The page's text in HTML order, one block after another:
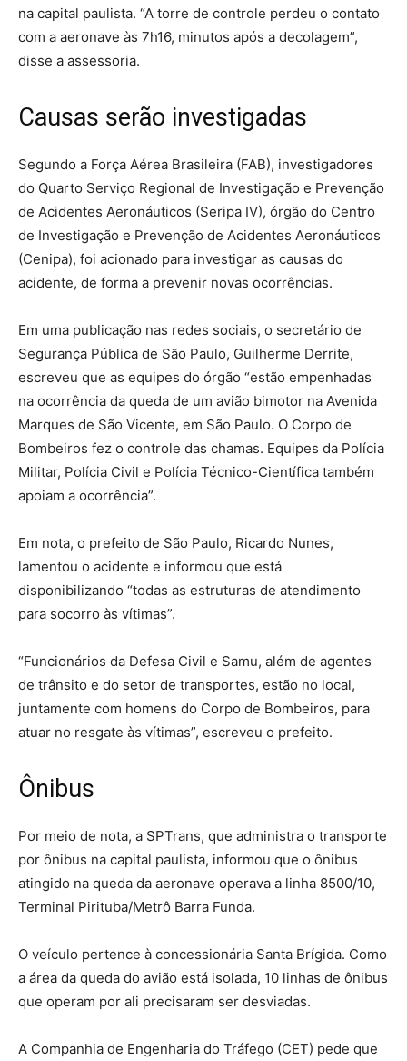
na capital paulista. “A torre de controle perdeu o contato
com a aeronave às 7h16, minutos após a decolagem”,
disse a assessoria.
Causas serão investigadas
Segundo a Força Aérea Brasileira (FAB), investigadores
do Quarto Serviço Regional de Investigação e Prevenção
de Acidentes Aeronáuticos (Seripa IV), órgão do Centro
de Investigação e Prevenção de Acidentes Aeronáuticos
(Cenipa), foi acionado para investigar as causas do
acidente, de forma a prevenir novas ocorrências.
Em uma publicação nas redes sociais, o secretário de
Segurança Pública de São Paulo, Guilherme Derrite,
escreveu que as equipes do órgão “estão empenhadas
na ocorrência da queda de um avião bimotor na Avenida
Marques de São Vicente, em São Paulo. O Corpo de
Bombeiros fez o controle das chamas. Equipes da Polícia
Militar, Polícia Civil e Polícia Técnico-Científica também
apoiam a ocorrência”.
Em nota, o prefeito de São Paulo, Ricardo Nunes,
lamentou o acidente e informou que está
disponibilizando “todas as estruturas de atendimento
para socorro às vítimas”.
“Funcionários da Defesa Civil e Samu, além de agentes
de trânsito e do setor de transportes, estão no local,
juntamente com homens do Corpo de Bombeiros, para
atuar no resgate às vítimas”, escreveu o prefeito.
Ônibus
Por meio de nota, a SPTrans, que administra o transporte
por ônibus na capital paulista, informou que o ônibus
atingido na queda da aeronave operava a linha 8500/10,
Terminal Pirituba/Metrô Barra Funda.
O veículo pertence à concessionária Santa Brígida. Como
a área da queda do avião está isolada, 10 linhas de ônibus
que operam por ali precisaram ser desviadas.
A Companhia de Engenharia do Tráfego (CET) pede que